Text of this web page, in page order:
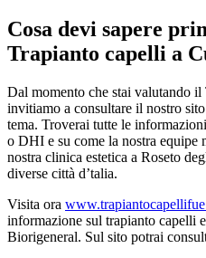
Cosa devi sapere
Trapianto capelli a
Dal momento che stai valutando
invitiamo a consultare il nostro
tema. Troverai tutte le
o DHI e su come la nostra equipe
nostra clinica estetica a Roseto
diverse città d’talia.
Visita ora
informazione sul trapianto capelli
Biorigeneral. Sul sito potrai